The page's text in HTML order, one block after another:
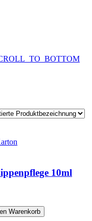
10ml